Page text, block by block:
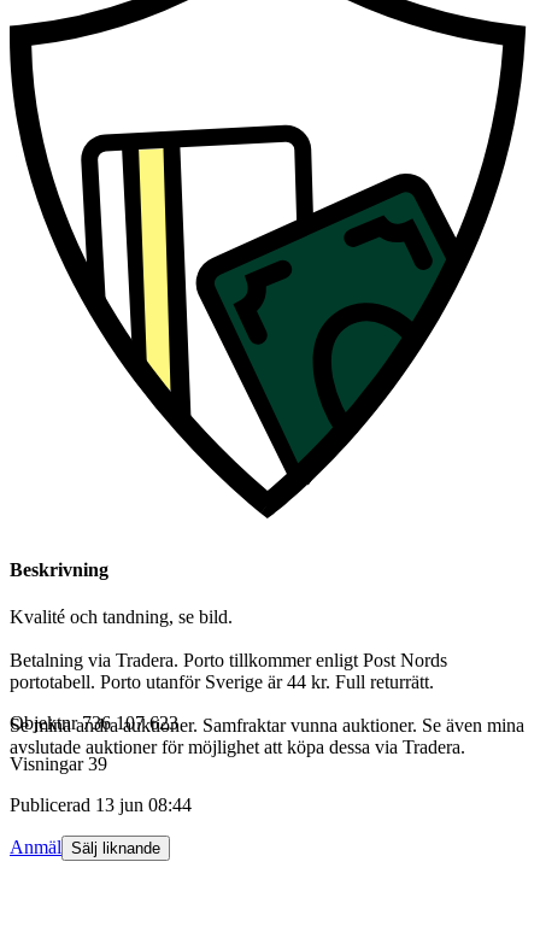
Beskrivning
Kvalité och tandning, se bild.
Betalning via Tradera. Porto tillkommer enligt Post Nords
portotabell. Porto utanför Sverige är 44 kr. Full returrätt.
Se mina andra auktioner. Samfraktar vunna auktioner. Se även mina
avslutade auktioner för möjlighet att köpa dessa via Tradera.
Objektnr 736 107 623
Visningar 39
Publicerad 13 jun 08:44
Anmäl Sälj liknande